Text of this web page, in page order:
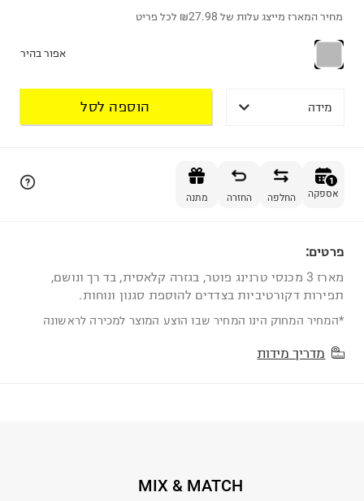
מחיר המארז מייצג עלות של ₪27.98 לכל פריט
אפור בהיר
מידה הוספה לסל
1
אספקה החלפה החזרה מתנה
פרטים:
מארז 3 מכנסי טרנינג פוטר, בגזרה קלאסית, בד רך ונושם,
תפירות דקורטיביות בצדדים להוספת סגנון ונוחות.
*המחיר המחוק הינו המחיר שבו הוצע המוצר למכירה לראשונה
מדריך מידות
MIX & MATCH